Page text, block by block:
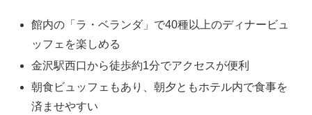
館内の「ラ・ベランダ」で40種以上のディナービュ
ッフェを楽しめる
金沢駅西口から徒歩約1分でアクセスが便利
朝食ビュッフェもあり、朝夕ともホテル内で食事を
済ませやすい